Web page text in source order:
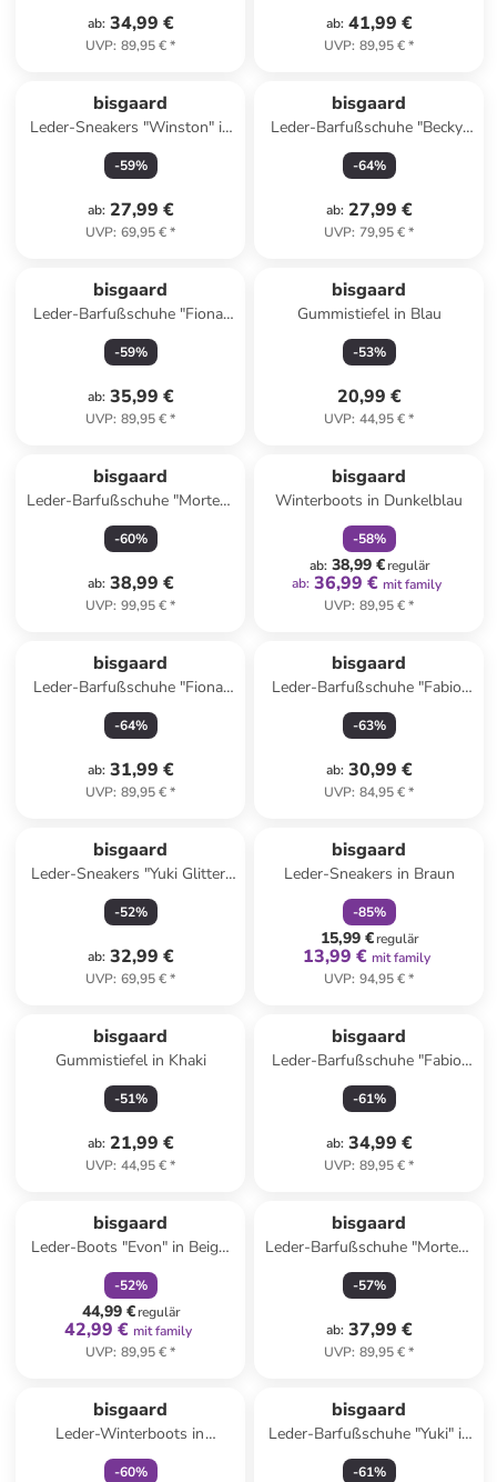
ab: 34,99 €
UVP: 89,95 €*
ab: 41,99 €
UVP: 89,95 €*
bisgaard
Leder-Sneakers "Winston" in
Grau
-59%
ab: 27,99 €
UVP: 69,95 €*
bisgaard
Leder-Barfußschuhe "Becky"
in Grün
-64%
ab: 27,99 €
UVP: 79,95 €*
bisgaard
Leder-Barfußschuhe "Fiona"
in Blau
-59%
ab: 35,99 €
UVP: 89,95 €*
bisgaard
Gummistiefel in Blau
-53%
20,99 €
UVP: 44,95 €*
bisgaard
Leder-Barfußschuhe "Morten"
in Creme/ Hellblau
-60%
ab: 38,99 €
UVP: 99,95 €*
bisgaard
Winterboots in Dunkelblau
-58%
ab: 38,99 €regulär
ab: 36,99 € mit family
UVP: 89,95 €*
bisgaard
Leder-Barfußschuhe "Fiona"
in Rosa
-64%
ab: 31,99 €
UVP: 89,95 €*
bisgaard
Leder-Barfußschuhe "Fabio"
in Rosa
-63%
ab: 30,99 €
UVP: 84,95 €*
bisgaard
Leder-Sneakers "Yuki Glitter"
in Lila/ Beige
-52%
ab: 32,99 €
UVP: 69,95 €*
bisgaard
Leder-Sneakers in Braun
-85%
15,99 €regulär
13,99 € mit family
UVP: 94,95 €*
bisgaard
Gummistiefel in Khaki
-51%
ab: 21,99 €
UVP: 44,95 €*
bisgaard
Leder-Barfußschuhe "Fabio"
in Orange
-61%
ab: 34,99 €
UVP: 89,95 €*
bisgaard
Leder-Boots "Evon" in Beige/
Schwarz
-52%
44,99 €regulär
42,99 € mit family
UVP: 89,95 €*
bisgaard
Leder-Barfußschuhe "Morten"
in Creme/ Orange
-57%
ab: 37,99 €
UVP: 89,95 €*
bisgaard
Leder-Winterboots in
Rosegold
-60%
bisgaard
Leder-Barfußschuhe "Yuki" in
Khaki
-61%